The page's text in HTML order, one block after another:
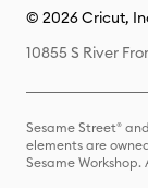
© 2026 Cricut,
10855 S River
Sesame Street®
elements are
Sesame